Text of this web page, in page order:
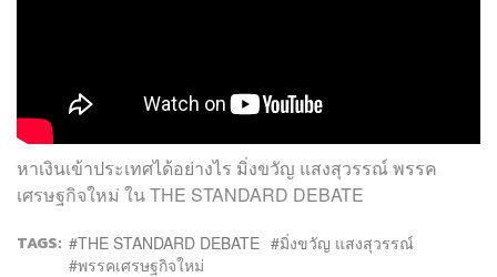
หาเงินเข้าประเทศได้อย่างไร มิ่งขวัญ แสงสุวรรณ์ พรรค
เศรษฐกิจใหม่ ใน THE STANDARD DEBATE
TAGS: THE STANDARD DEBATE
มิ่งขวัญ แสงสุวรรณ์
พรรคเศรษฐกิจใหม่